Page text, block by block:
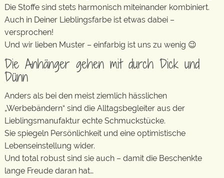
Die Stoffe sind stets harmonisch miteinander kombiniert.
Auch in Deiner Lieblingsfarbe ist etwas dabei –
versprochen!
Und wir lieben Muster – einfarbig ist uns zu wenig 😉
Die Anhänger gehen mit durch Dick und
Dünn
Anders als bei den meist ziemlich hässlichen
„Werbebändern“ sind die Alltagsbegleiter aus der
Lieblingsmanufaktur echte Schmuckstücke.
Sie spiegeln Persönlichkeit und eine optimistische
Lebenseinstellung wider.
Und total robust sind sie auch – damit die Beschenkte
lange Freude daran hat…